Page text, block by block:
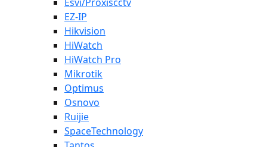
EZ-IP
Hikvision
HiWatch
HiWatch Pro
Mikrotik
Optimus
Osnovo
Ruijie
SpaceTechnology